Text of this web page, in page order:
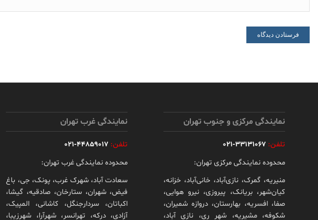
نمایندگی مرکزی و جنوب تهران
تلفن: 33131067-021
محدوده نمایندگی مرکزی تهران:
منیریه، گمرک، نازی‌آباد، خانی‌آباد، خزانه،
کیان‌شهر، بریانک، پیروزی، نیرو هوایی،
صفا، افسریه، بهارستان، دروازه شمیران،
شکوفه، مشیریه، شهر ری، نازی آباد،
نمایندگی غرب تهران
تلفن: 44859017-021
محدوده نمایندگی غرب تهران:
سعادت آباد، شهرک غرب، پونک، جی، باغ
فیض، شهران، ستارخان، صادقیه، گیشا،
اکباتان، سردارجنگل، کاشانی، المپیک،
آزادی، درکه، تهرانسر، شهرآرا، شهرزیبا،